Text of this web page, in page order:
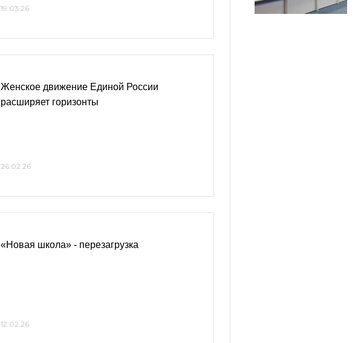
19.03.26
Женское движение Единой России
расширяет горизонты
26.02.26
«Новая школа» - перезагрузка
12.02.26